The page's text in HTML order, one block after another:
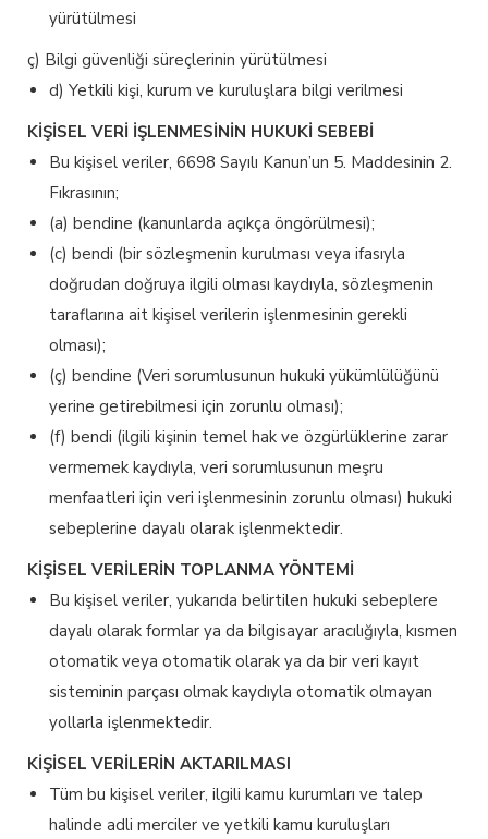
yürütülmesi
ç) Bilgi güvenliği süreçlerinin yürütülmesi
d) Yetkili kişi, kurum ve kuruluşlara bilgi verilmesi
KİŞİSEL VERİ İŞLENMESİNİN HUKUKİ SEBEBİ
Bu kişisel veriler, 6698 Sayılı Kanun’un 5. Maddesinin 2.
Fıkrasının;
(a) bendine (kanunlarda açıkça öngörülmesi);
(c) bendi (bir sözleşmenin kurulması veya ifasıyla
doğrudan doğruya ilgili olması kaydıyla, sözleşmenin
taraflarına ait kişisel verilerin işlenmesinin gerekli
olması);
(ç) bendine (Veri sorumlusunun hukuki yükümlülüğünü
yerine getirebilmesi için zorunlu olması);
(f) bendi (ilgili kişinin temel hak ve özgürlüklerine zarar
vermemek kaydıyla, veri sorumlusunun meşru
menfaatleri için veri işlenmesinin zorunlu olması) hukuki
sebeplerine dayalı olarak işlenmektedir.
KİŞİSEL VERİLERİN TOPLANMA YÖNTEMİ
Bu kişisel veriler, yukarıda belirtilen hukuki sebeplere
dayalı olarak formlar ya da bilgisayar aracılığıyla, kısmen
otomatik veya otomatik olarak ya da bir veri kayıt
sisteminin parçası olmak kaydıyla otomatik olmayan
yollarla işlenmektedir.
KİŞİSEL VERİLERİN AKTARILMASI
Tüm bu kişisel veriler, ilgili kamu kurumları ve talep
halinde adli merciler ve yetkili kamu kuruluşları